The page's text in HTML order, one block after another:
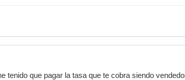
tenido que pagar la tasa que te cobra siendo